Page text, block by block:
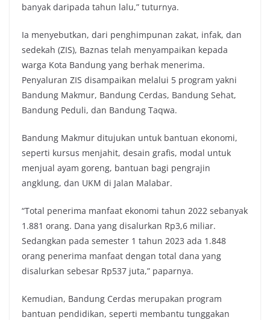
banyak daripada tahun lalu,” tuturnya.
Ia menyebutkan, dari penghimpunan zakat, infak, dan
sedekah (ZIS), Baznas telah menyampaikan kepada
warga Kota Bandung yang berhak menerima.
Penyaluran ZIS disampaikan melalui 5 program yakni
Bandung Makmur, Bandung Cerdas, Bandung Sehat,
Bandung Peduli, dan Bandung Taqwa.
Bandung Makmur ditujukan untuk bantuan ekonomi,
seperti kursus menjahit, desain grafis, modal untuk
menjual ayam goreng, bantuan bagi pengrajin
angklung, dan UKM di Jalan Malabar.
“Total penerima manfaat ekonomi tahun 2022 sebanyak
1.881 orang. Dana yang disalurkan Rp3,6 miliar.
Sedangkan pada semester 1 tahun 2023 ada 1.848
orang penerima manfaat dengan total dana yang
disalurkan sebesar Rp537 juta,” paparnya.
Kemudian, Bandung Cerdas merupakan program
bantuan pendidikan, seperti membantu tunggakan